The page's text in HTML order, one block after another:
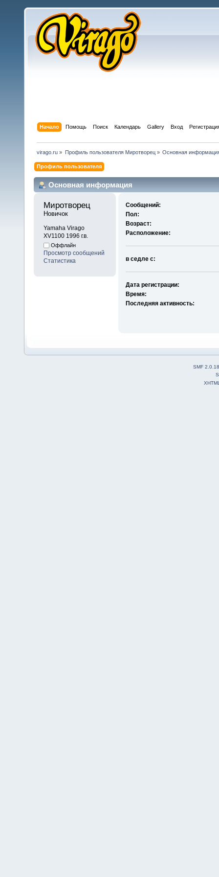
Начало Помощь Поиск Календарь Gallery Вход
virago.ru » Профиль пользователя Миротворец» Основная
Профиль пользователя
Основная информация
Миротворец
Новичок
Yamaha Virago
XV1100 1996 г.в.
Оффлайн
Просмотр сообщений
Статистика
Сообщений:
Пол:
Возраст:
Расположение:
в седле с:
Дата регистрации:
Время:
Последняя активность:
SMF 2.0.18